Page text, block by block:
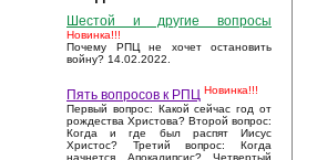
Шестой и другие вопросы
Новинка!!!
Почему РПЦ не хочет остановить
войну? 14.02.2022.
Пять вопросов к РПЦ Новинка!!!
Первый вопрос: Какой сейчас год от
рождества Христова? Второй вопрос:
Когда и где был распят Иисус
Христос? Третий вопрос: Когда
начнется Апокалипсис? Четвертый